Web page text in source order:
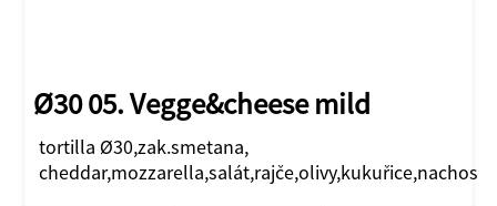
Ø30 05. Vegge&cheese mild
tortilla Ø30,zak.smetana,
cheddar,mozzarella,salát,rajče,olivy,kukuřice,nachos